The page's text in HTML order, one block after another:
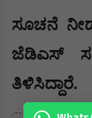
ಸೂಚನೆ
ಜೆಡಿಎಸ್
ತಿಳಿಸಿದ್ದಾರೆ.
ALSO READ